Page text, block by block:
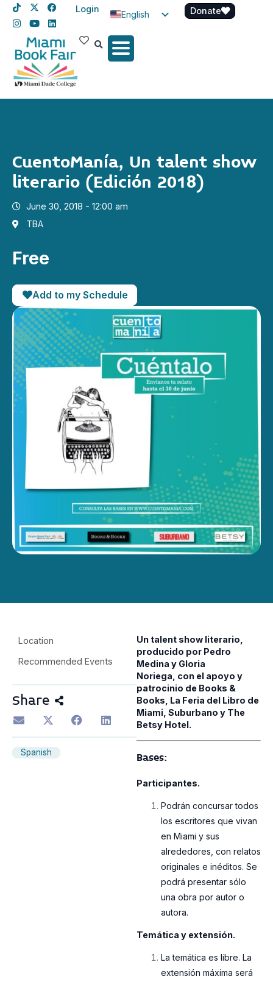
Login
English
Spanish
Donate
CuentoManía, Un talent show
literario (Edición 2018)
June 30, 2018 - 12:00 am
TBA
Free
Add to my Schedule
Location
Recommended Events
Share
Spanish
Un talent show literario,
producido por Pedro
Medina y Gloria
Noriega, con el apoyo y
patrocinio de Books &
Books, La Feria del Libro de
Miami, Suburbano y The
Betsy Hotel.
Bases:
Participantes.
Podrán concursar todos
los escritores que vivan
en Miami y sus
alrededores, con relatos
originales e inéditos. Se
podrá presentar sólo
una obra por autor o
autora.
Temática y extensión.
La temática es libre. La
extensión máxima será